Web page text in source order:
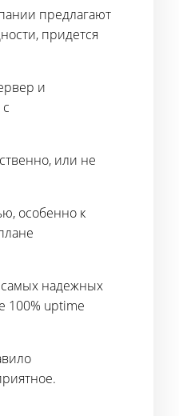
предлагают
придется
и
или не
особенно к
самых надежных
100% uptime